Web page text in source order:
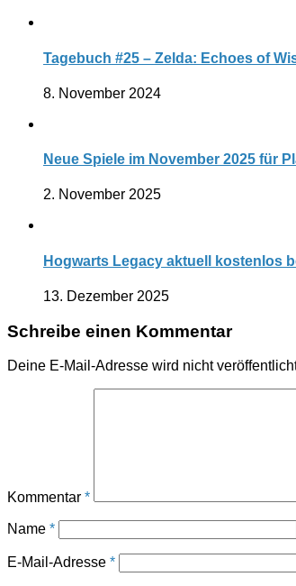
Tagebuch #25 – Zelda: Echoes of
8. November 2024
Neue Spiele im November 2025 für
2. November 2025
Hogwarts Legacy aktuell kostenlos
13. Dezember 2025
Schreibe einen Kommentar
Deine E-Mail-Adresse wird nicht
Kommentar *
Name *
E-Mail-Adresse *